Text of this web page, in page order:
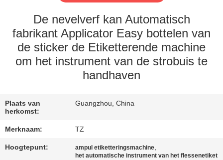
FABRIEKSTOCHT
KWALITEITSCONTROLE
MET
ONS
OP
De nevelverf kan Automatisch
fabrikant Applicator Easy bottelen van
de sticker de Etiketterende machine
om het instrument van de strobuis te
handhaven
Plaats van
herkomst:
Guangzhou, China
Merknaam: TZ
Hoogtepunt: ampul etiketteringsmachine,
het automatische instrument van het flessenetiket